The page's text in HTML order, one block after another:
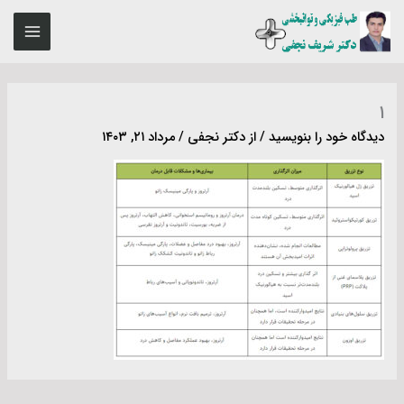
پرش
۱
دیدگاه‌ خود را بنویسید/ ازدکتر نجفی/مرداد ۲۱, ۱۴۰۳